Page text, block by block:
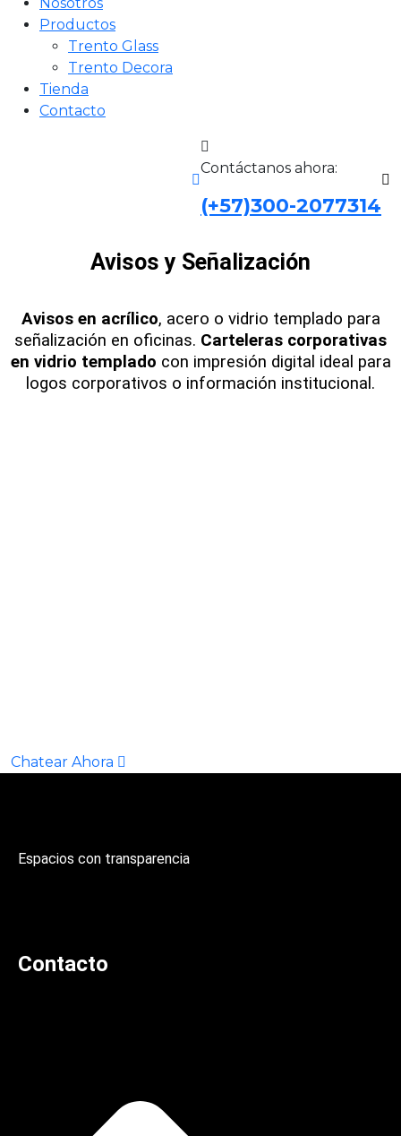
Productos
Trento Glass
Trento Decora
Tienda
Contacto
Contáctanos ahora:
(+57)300-2077314
Avisos y Señalización
Avisos en acrílico, acero o vidrio templado para
señalización en oficinas. Carteleras corporativas
en vidrio templado con impresión digital ideal para
logos corporativos o información institucional.
Chatear Ahora
Espacios con transparencia
Contacto